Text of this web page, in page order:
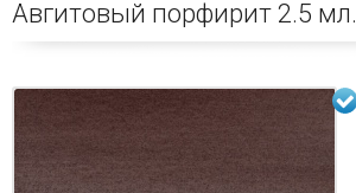
Авгитовый порфирит 2.5 мл.